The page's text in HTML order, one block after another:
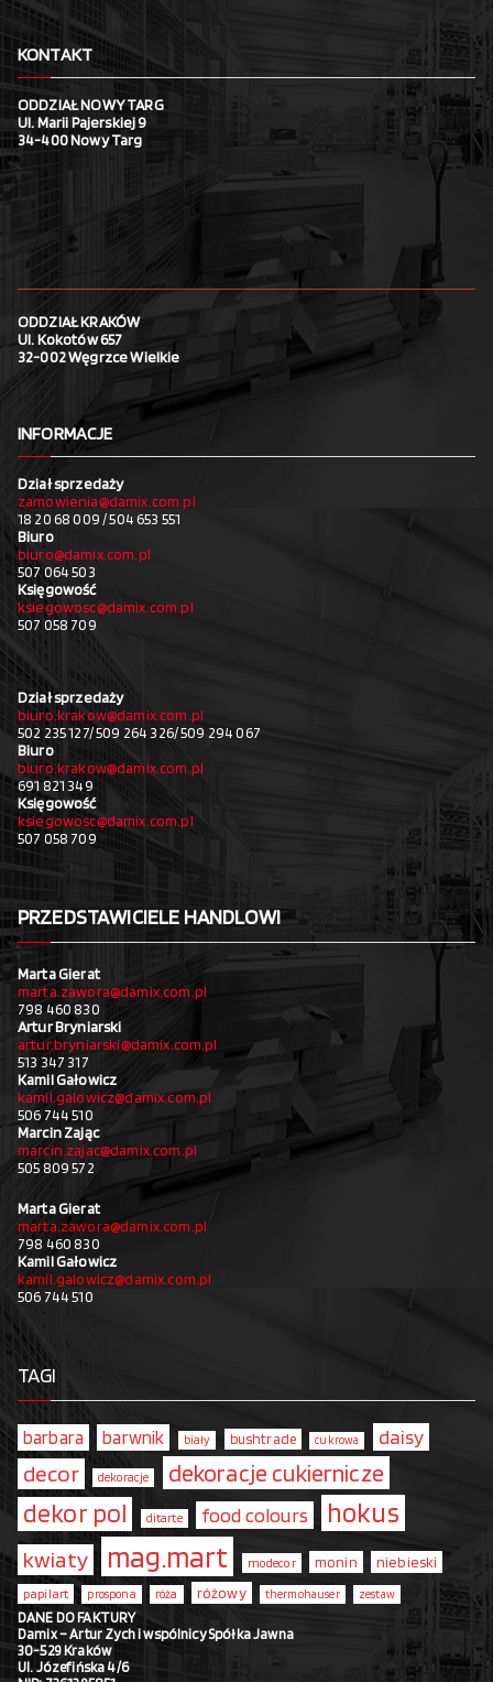
KONTAKT
ODDZIAŁ NOWY TARG
Ul. Marii Pajerskiej 9
34-400 Nowy Targ
ODDZIAŁ KRAKÓW
Ul. Kokotów 657
32-002 Węgrzce Wielkie
INFORMACJE
Dział sprzedaży
zamowienia@damix.com.pl
18 20 68 009 / 504 653 551
Biuro
biuro@damix.com.pl
507 064 503
Księgowość
ksiegowosc@damix.com.pl
507 058 709
Dział sprzedaży
biuro.krakow@damix.com.pl
502 235 127/ 509 264 326/ 509 294 067
Biuro
biuro.krakow@damix.com.pl
691 821 349
Księgowość
ksiegowosc@damix.com.pl
507 058 709
PRZEDSTAWICIELE HANDLOWI
Marta Gierat
marta.zawora@damix.com.pl
798 460 830
Artur Bryniarski
artur.bryniarski@damix.com.pl
513 347 317
Kamil Gałowicz
kamil.galowicz@damix.com.pl
506 744 510
Marcin Zając
marcin.zajac@damix.com.pl
505 809 572
Marta Gierat
marta.zawora@damix.com.pl
798 460 830
Kamil Gałowicz
kamil.galowicz@damix.com.pl
506 744 510
TAGI
barbara barwnik biały bushtrade cukrowa daisy
decor dekoracje dekoracje cukiernicze
dekor pol ditarte food colours hokus
kwiaty mag.mart modecor monin niebieski
papilart prospona róża różowy thermohauser zestaw
DANE DO FAKTURY
Damix – Artur Zych i wspólnicy Spółka Jawna
30-529 Kraków
Ul. Józefińska 4/6